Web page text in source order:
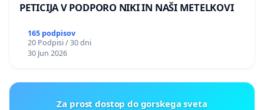
PETICIJA V PODPORO NIKI IN NAŠI METELKOVI
165 podpisov
20 Podpisi / 30 dni
30 Jun 2026
Za prost dostop do gorskega sveta